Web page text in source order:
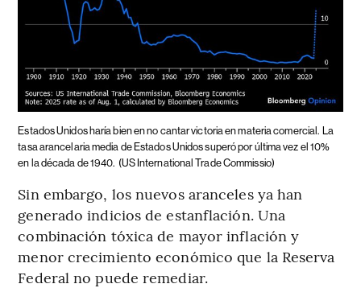
Estados Unidos haría bien en no cantar victoria en materia comercial.
La
tasa arancelaria media de Estados Unidos superó por última vez el 10%
en la década de 1940. (US International Trade Commissio)
Sin embargo, los nuevos aranceles ya han
generado indicios de estanflación. Una
combinación tóxica de mayor inflación y
menor crecimiento económico que la Reserva
Federal no puede remediar.